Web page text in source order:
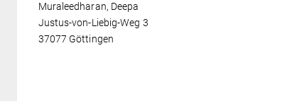
Muraleedharan, Deepa
Justus-von-Liebig-Weg 3
37077 Göttingen